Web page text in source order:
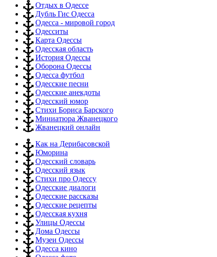
Отдых в Одессе
Дубль Гис Одесса
Одесса - мировой город
Одесситы
Карта Одессы
Одесская область
История Одессы
Оборона Одессы
Одесса футбол
Одесские песни
Одесские анекдоты
Одесский юмор
Стихи Бориса Барского
Миниатюра Жванецкого
Жванецкий онлайн
Как на Дерибасовской
Юморина
Одесский словарь
Одесский язык
Стихи про Одессу
Одесские диалоги
Одесские рассказы
Одесские рецепты
Одесская кухня
Улицы Одессы
Дома Одессы
Музеи Одессы
Одесса кино